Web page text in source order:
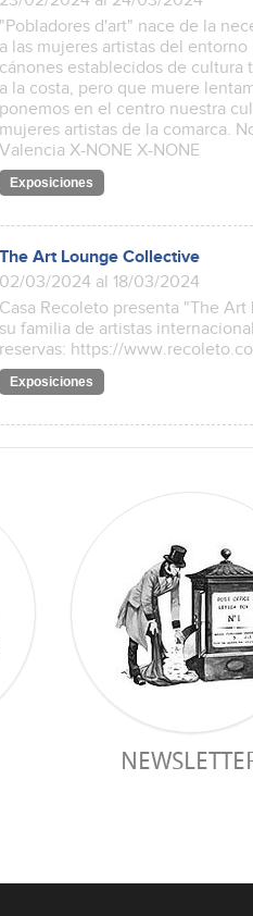
"Pobladores d'art" nace de la
a las mujeres artistas del
cánones establecidos de cultura
a la costa, pero que muere
ponemos en el centro nuestra
mujeres artistas de la comarca.
Valencia X-NONE X-NONE
Exposiciones
The Art Lounge Collective
02/03/2024 al 18/03/2024
Casa Recoleto presenta "The
su familia de artistas
reservas: https://
Exposiciones